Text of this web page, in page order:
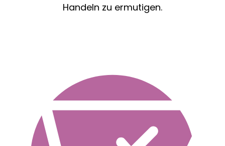
Handeln zu ermutigen.